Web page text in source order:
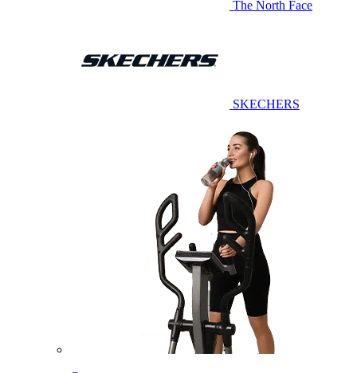
The North Face
SKECHERS